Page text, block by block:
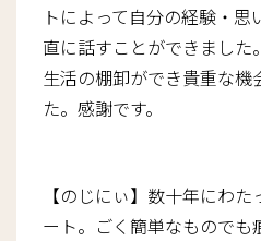
トによって自分の経験・思
直に話すことができまし
生活の棚卸ができ貴重な機
た。感謝です。
【のじにぃ】数十年にわ
ート。ごく簡単なものでも